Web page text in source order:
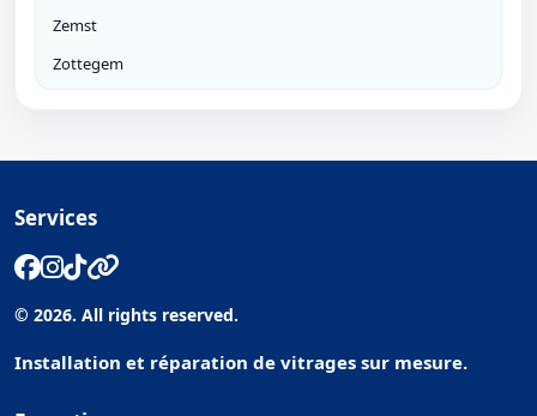
Zemst
Zottegem
Services
© 2026. All rights reserved.
Installation et réparation de vitrages sur mesure.